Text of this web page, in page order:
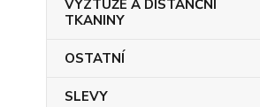
VÝZTUŽE A DISTANČNÍ
TKANINY
OSTATNÍ
SLEVY